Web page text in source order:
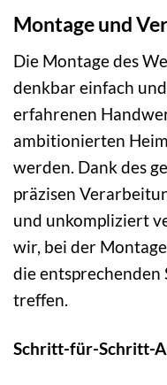
Montage und
Die Montage des
denkbar einfach
erfahrenen
ambitionierten
werden. Dank des
präzisen
und unkompliziert
wir, bei der
die
treffen.
Schritt-für-Schritt-